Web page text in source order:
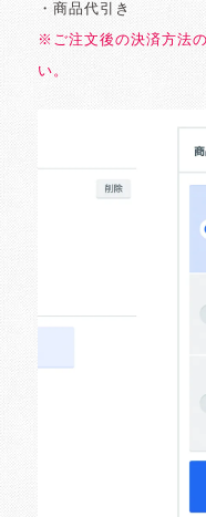
・商品代引き
※ご注文後の決済方法
い。